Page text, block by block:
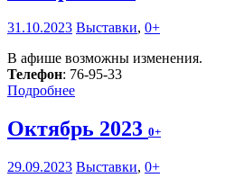
31.10.2023 Выставки, 0+
В афише возможны изменения.
Телефон: 76-95-33
Подробнее
Октябрь 2023 0+
29.09.2023 Выставки, 0+